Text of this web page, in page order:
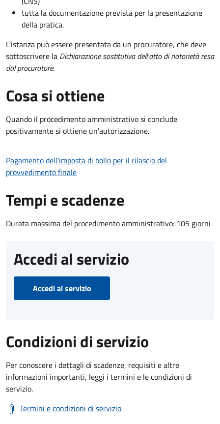
tutta la documentazione prevista per la presentazione
della pratica.
L'istanza può essere presentata da un procuratore, che deve
sottoscrivere la Dichiarazione sostitutiva dell'atto di notorietà resa
dal procuratore.
Cosa si ottiene
Quando il procedimento amministrativo si conclude
positivamente si ottiene un'autorizzazione.
Pagamento dell'imposta di bollo per il rilascio del
provvedimento finale
Tempi e scadenze
Durata massima del procedimento amministrativo: 105 giorni
Accedi al servizio
Accedi al servizio
Condizioni di servizio
Per conoscere i dettagli di scadenze, requisiti e altre
informazioni importanti, leggi i termini e le condizioni di
servizio.
Termini e condizioni di servizio